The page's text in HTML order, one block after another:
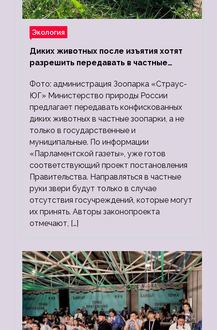
Экология
Диких животных после изъятия хотят
разрешить передавать в частные
Фото: администрация Зоопарка «Страус-
ЮГ» Министерство природы России
предлагает передавать конфискованных
диких животных в частные зоопарки, а не
только в государственные и
муниципальные. По информации
«Парламентской газеты», уже готов
соответствующий проект постановления
Правительства. Направляться в частные
руки звери будут только в случае
отсутствия госучреждений, которые могут
их принять. Авторы законопроекта
отмечают, […]